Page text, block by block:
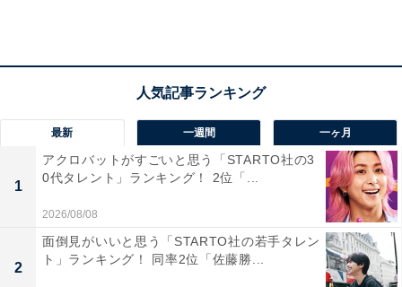
また、「角度のないところから世界的GKノイアー選手の
肩越しにゴールを決めたスーパーゴールだった（40代男
性）」「世界と日本の差は確実に縮まっているというこ
とを世界に知らしめることができた（10代男性）」「こ
れまでの日本とは何かが違う、届かなかったあと一歩先
に進んだ感がありました（40代男性）」など、このゴー
ルで日本サッカーの成長を感じたという意見が多く集ま
りました。
最新 一週間 一ヶ月
1
アクロバットがすごいと思う「STARTO社の3
0代タレント」ランキング！ 2位「...
2026/08/08
2
面倒見がいいと思う「STARTO社の若手タレン
ト」ランキング！ 同率2位「佐藤勝...